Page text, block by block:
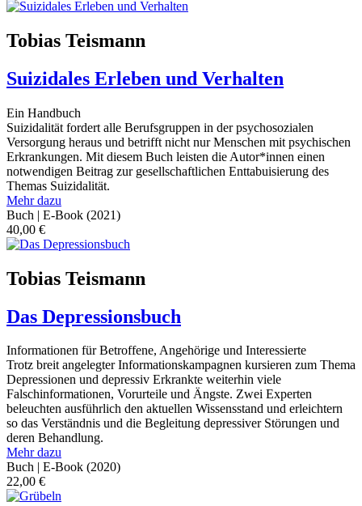
Tobias Teismann
Suizidales Erleben und Verhalten
Ein Handbuch
Suizidalität fordert alle Berufsgruppen in der psychosozialen
Versorgung heraus und betrifft nicht nur Menschen mit psychischen
Erkrankungen. Mit diesem Buch leisten die Autor*innen einen
notwendigen Beitrag zur gesellschaftlichen Enttabuisierung des
Themas Suizidalität.
Mehr dazu
Buch | E-Book (2021)
40,00 €
Tobias Teismann
Das Depressionsbuch
Informationen für Betroffene, Angehörige und Interessierte
Trotz breit angelegter Informationskampagnen kursieren zum Thema
Depressionen und depressiv Erkrankte weiterhin viele
Falschinformationen, Vorurteile und Ängste. Zwei Experten
beleuchten ausführlich den aktuellen Wissensstand und erleichtern
so das Verständnis und die Begleitung depressiver Störungen und
deren Behandlung.
Mehr dazu
Buch | E-Book (2020)
22,00 €